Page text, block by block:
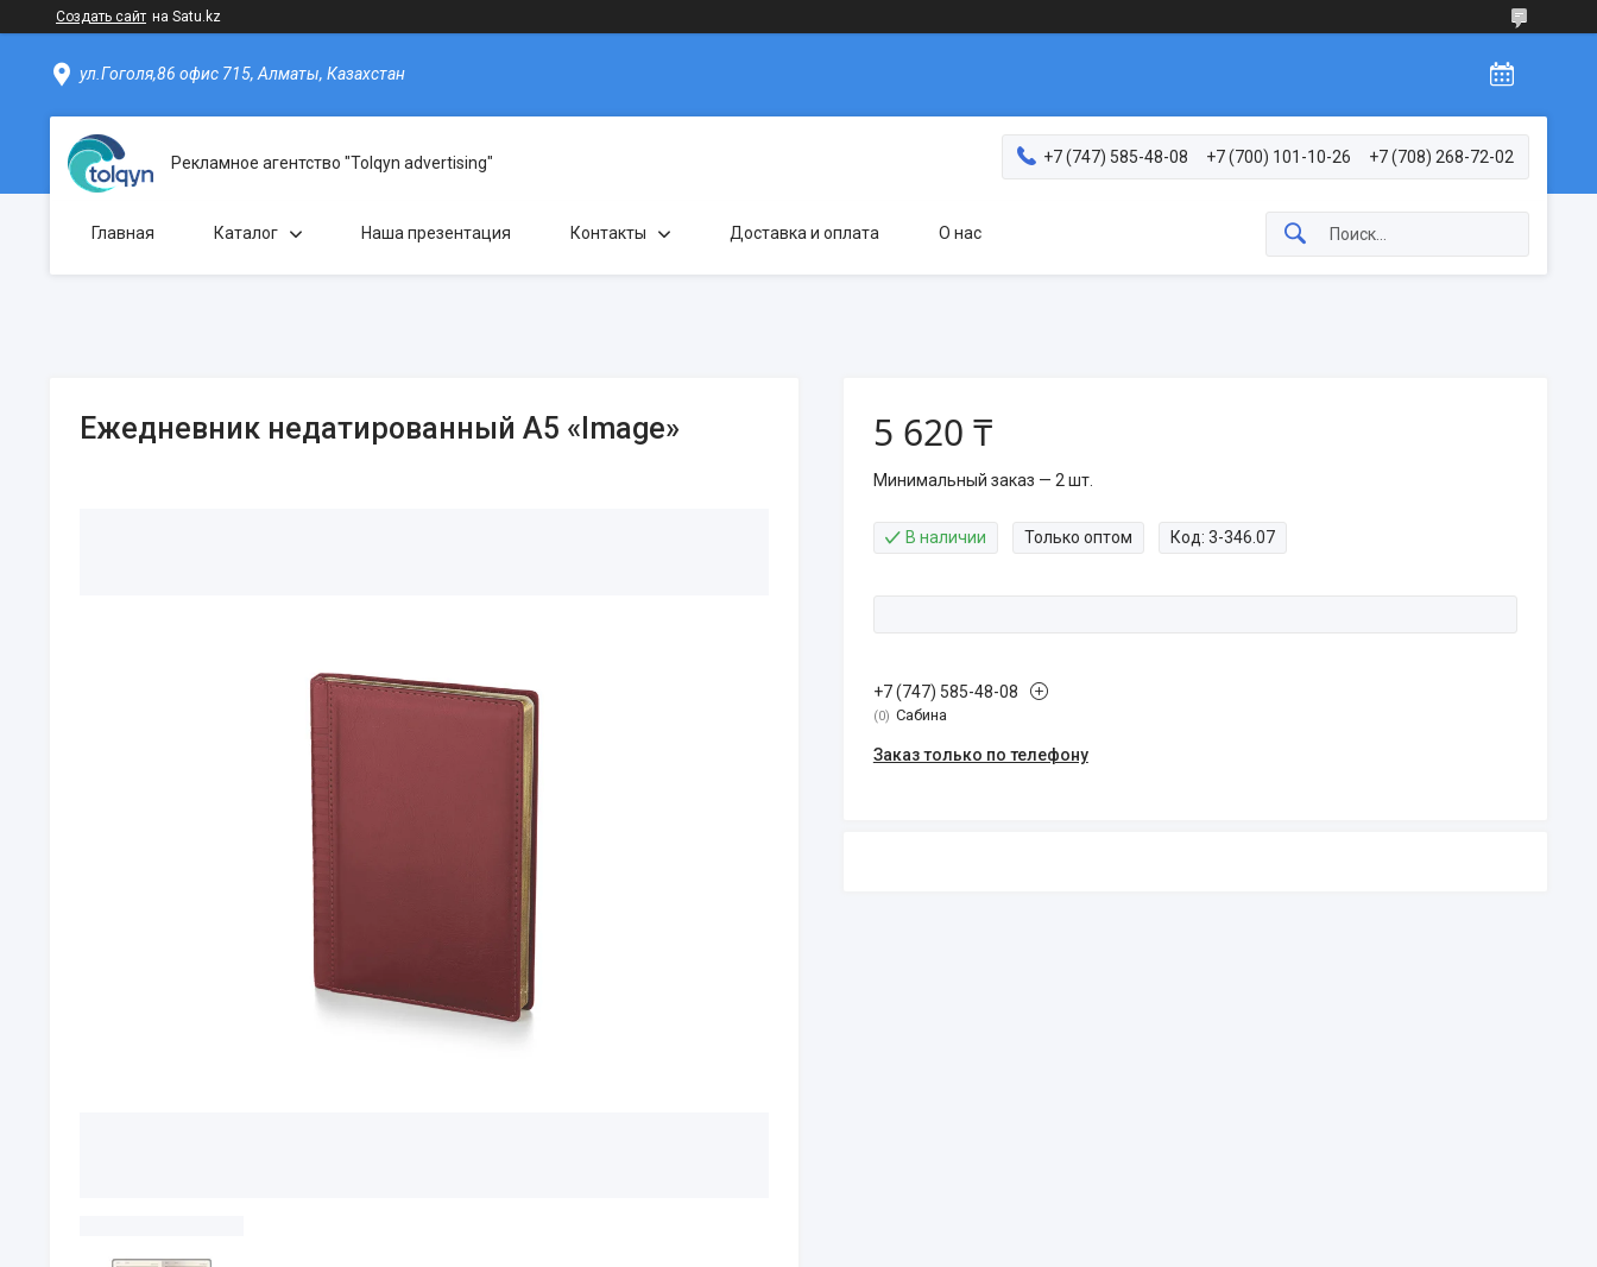
Создать сайт на Satu.kz
ул.Гоголя,86 офис 715, Алматы, Казахстан
Рекламное агентство "Tolqyn advertising" +7 (747) 585-48-08 +7 (700) 101-10-26 +7 (708) 268-72-02
Главная Каталог Наша презентация Контакты Доставка и оплата О нас
Ежедневник недатированный A5 «Image» 5 620 ₸
Минимальный заказ — 2 шт.
В наличии Только оптом Код: 3-346.07
+7 (747) 585-48-08
0 Сабина
Заказ только по телефону